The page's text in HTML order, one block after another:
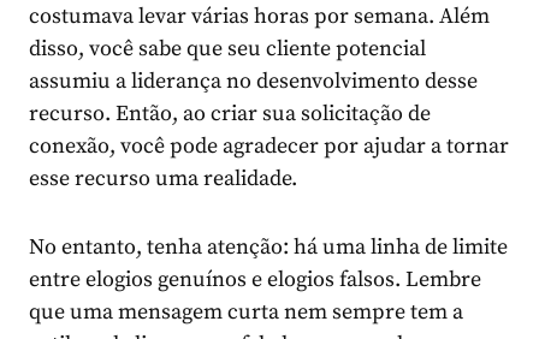
costumava levar várias horas por semana. Além
disso, você sabe que seu cliente potencial
assumiu a liderança no desenvolvimento desse
recurso. Então, ao criar sua solicitação de
conexão, você pode agradecer por ajudar a tornar
esse recurso uma realidade.
No entanto, tenha atenção: há uma linha de limite
entre elogios genuínos e elogios falsos. Lembre
que uma mensagem curta nem sempre tem a